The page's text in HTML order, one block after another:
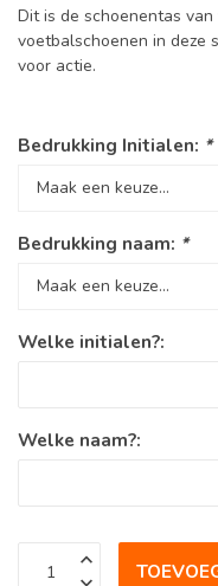
Dit is de schoenentas
voetbalschoenen in deze
voor actie.
Bedrukking Initialen: *
Bedrukking naam: *
Welke initialen?:
Welke naam?: